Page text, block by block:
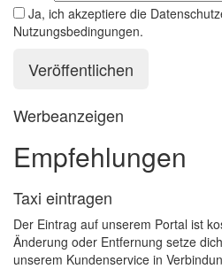
Ja, ich akzeptiere die
Nutzungsbedingungen.
Werbeanzeigen
Empfehlungen
Taxi eintragen
Der Eintrag auf unserem Portal ist
Änderung oder Entfernung setze
unserem Kundenservice in